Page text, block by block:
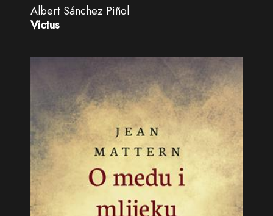
Albert Sánchez Piñol
Victus